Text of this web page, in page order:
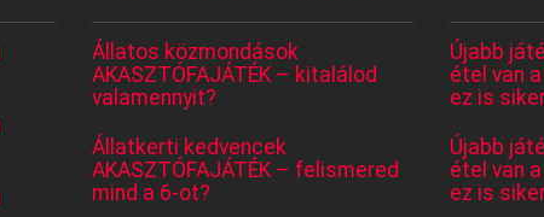
Állatos közmondások
AKASZTÓFAJÁTÉK – kitalálod
valamennyit?
Állatkerti kedvencek
AKASZTÓFAJÁTÉK – felismered
mind a 6-ot?
Újabb
étel van
ez is
Újabb
étel van
ez is